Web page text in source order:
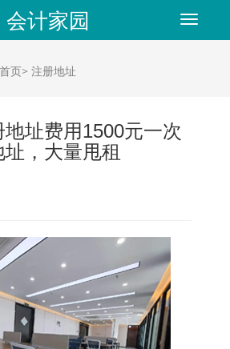
Toggle
会计家园
页> 注册地址
址费用1500元一次
，大量甩租